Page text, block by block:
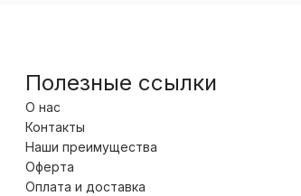
Полезные ссылки
О нас
Контакты
Наши преимущества
Оферта
Оплата и доставка